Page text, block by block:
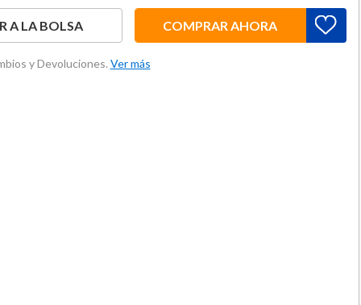
A LA BOLSA COMPRAR AHORA
y Devoluciones. Ver más